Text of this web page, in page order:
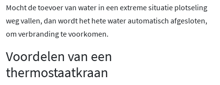
Mocht de toevoer van water in een extreme situatie plotseling
weg vallen, dan wordt het hete water automatisch afgesloten,
om verbranding te voorkomen.
Voordelen van een
thermostaatkraan